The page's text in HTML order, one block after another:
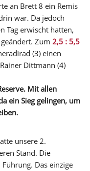
an Brett 8 ein Remis
war. Da jedoch
Tag erwischt hatten,
Zum 2,5 : 5,5
(3) einen
Dittmann (4)
Mit allen
ein Sieg gelingen, um
unsere 2.
Stand. Die
Das einzige